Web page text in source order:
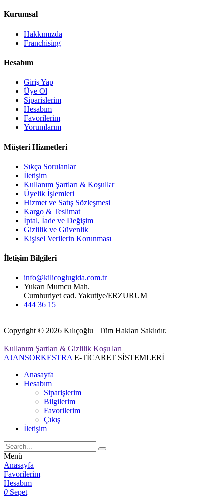
Kurumsal
Hakkımızda
Franchising
Hesabım
Giriş Yap
Üye Ol
Siparislerim
Hesabım
Favorilerim
Yorumlarım
Müşteri Hizmetleri
Sıkça Sorulanlar
İletişim
Kullanım Şartları & Koşullar
Üyelik İşlemleri
Hizmet ve Satış Sözleşmesi
Kargo & Teslimat
İptal, İade ve Değişim
Gizlilik ve Güvenlik
Kişisel Verilerin Korunması
İletişim Bilgileri
info@kilicoglugida.com.tr
Yukarı Mumcu Mah.
Cumhuriyet cad. Yakutiye/ERZURUM
444 36 15
Copyright © 2026 Kılıçoğlu | Tüm Hakları Saklıdır.
Kullanım Şartları & Gizlilik Koşulları
AJANSORKESTRA E-TİCARET SİSTEMLERİ
Anasayfa
Hesabım
Siparişlerim
Bilgilerim
Favorilerim
Çıkış
İletişim
Menü
Anasayfa
Favorilerim
Hesabım
0 Sepet